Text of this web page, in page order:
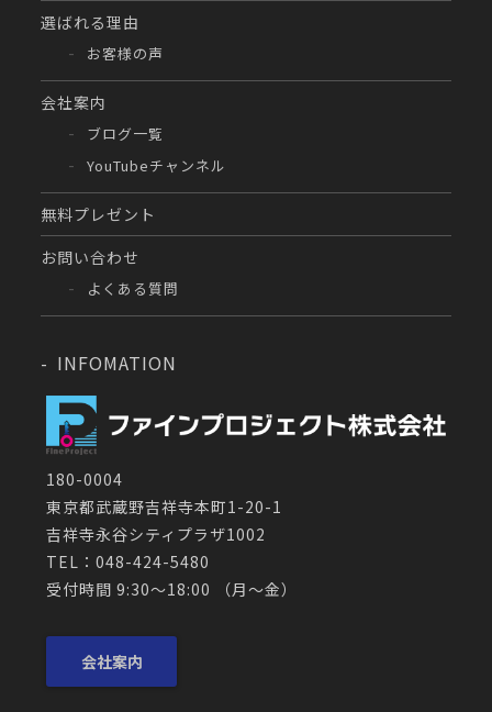
選ばれる理由
お客様の声
会社案内
ブログ一覧
YouTubeチャンネル
無料プレゼント
お問い合わせ
よくある質問
INFOMATION
180-0004
東京都武蔵野吉祥寺本町1-20-1
吉祥寺永谷シティプラザ1002
TEL：048-424-5480
受付時間 9:30～18:00 （月〜金）
会社案内